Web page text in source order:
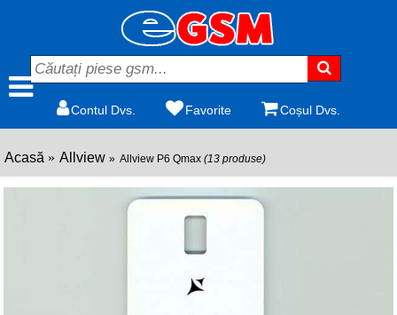
Contul Dvs. Favorite Coșul Dvs.
Acasă Allview Allview P6 Qmax (13 produse)